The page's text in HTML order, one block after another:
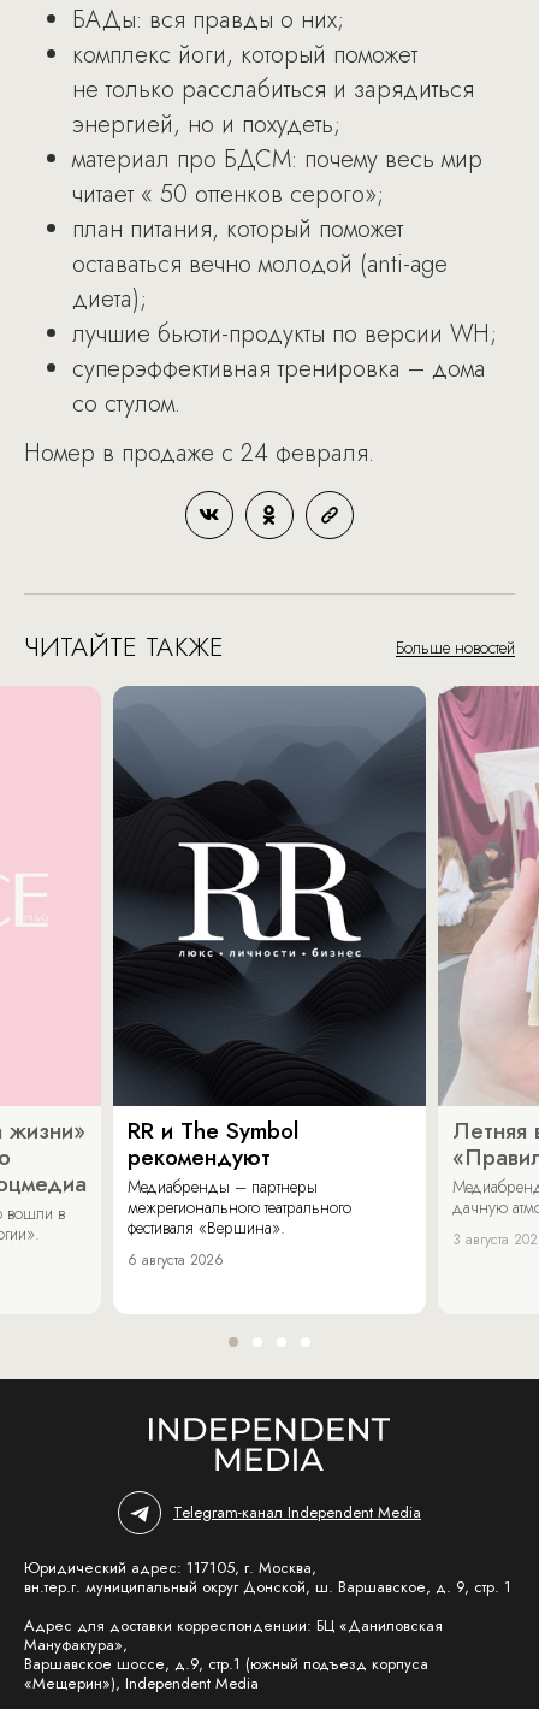
БАДы: вся правды о них;
комплекс йоги, который поможет
не только расслабиться и зарядиться
энергией, но и похудеть;
материал про БДСМ: почему весь мир
читает « 50 оттенков серого»;
план питания, который поможет
оставаться вечно молодой (anti-age
диета);
лучшие бьюти-продукты по версии WH;
суперэффективная тренировка – дома
со стулом.
Номер в продаже с 24 февраля.
ЧИТАЙТЕ ТАКЖЕ Больше новостей
жизни»
вошли в
RR и The Symbol
рекомендуют
Медиабренды – партнеры
межрегионального театрального
фестиваля «Вершина».
6 августа 2026
Летняя
дачную
3 августа
Telegram-канал Independent Media
Юридический адрес: 117105, г. Москва,
вн.тер.г. муниципальный округ Донской, ш. Варшавское, д. 9, стр. 1
Адрес для доставки корреспонденции: БЦ «Даниловская
Мануфактура»,
Варшавское шоссе, д.9, стр.1 (южный подъезд корпуса
«Мещерин»), Independent Media